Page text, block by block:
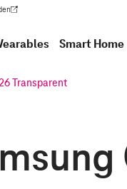
Tab geöffnet)
Smart Home
Transparent